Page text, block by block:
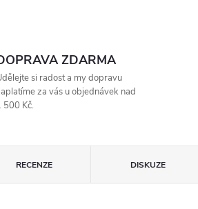
ZDARMA
si radost a my dopravu
za vás u objednávek nad
500 Kč.
RECENZE DISKUZE